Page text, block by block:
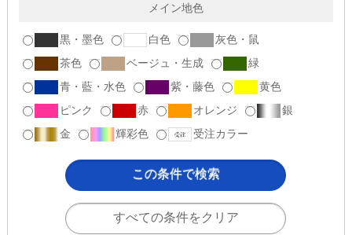
メイン地色
黒・墨色 白色
灰色・鼠
茶色
ベージュ・生成
緑
青・藍・水色
紫・藤色
黄色
ピンク
赤 オレンジ
銀
金
輝彩色 受注カラー